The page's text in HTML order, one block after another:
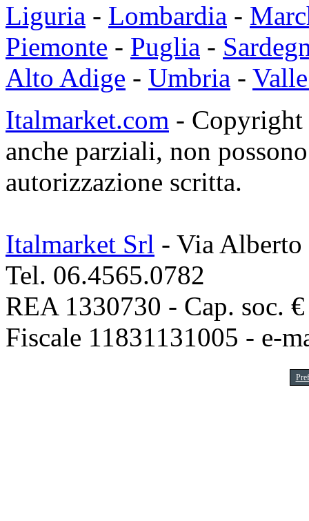
Liguria - Lombardia -
Piemonte - Puglia -
Alto Adige - Umbria -
Italmarket.com - Copyright
anche parziali, non
autorizzazione scritta.
Italmarket Srl - Via Alberto
Tel. 06.4565.0782
REA 1330730 - Cap. soc.
Fiscale 11831131005 - e-